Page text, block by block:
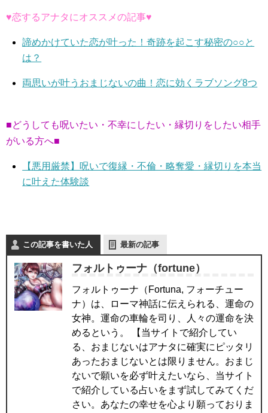
♥恋するアナタにオススメの記事♥
諦めかけていた恋が叶った！奇跡を起こす秘密の○○と
は？
両思いが叶うおまじないの曲！恋に効くラブソング8つ
■どうしても呪いたい・不幸にしたい・縁切りをしたい相手
がいる方へ■
【悪用厳禁】呪いで復縁・不倫・略奪愛・縁切りを本当
に叶えた体験談
この記事を書いた人 最新の記事
フォルトゥーナ（fortune）
フォルトゥーナ（Fortuna, フォーチュー
ナ）は、ローマ神話に伝えられる、運命の
女神。運命の車輪を司り、人々の運命を決
めるという。 【当サイトで紹介してい
る、おまじないはアナタに確実にピッタリ
あったおまじないとは限りません。おまじ
ないで願いを必ず叶えたいなら、当サイト
で紹介している占いをまず試してみてくだ
さい。あなたの幸せを心より願っておりま